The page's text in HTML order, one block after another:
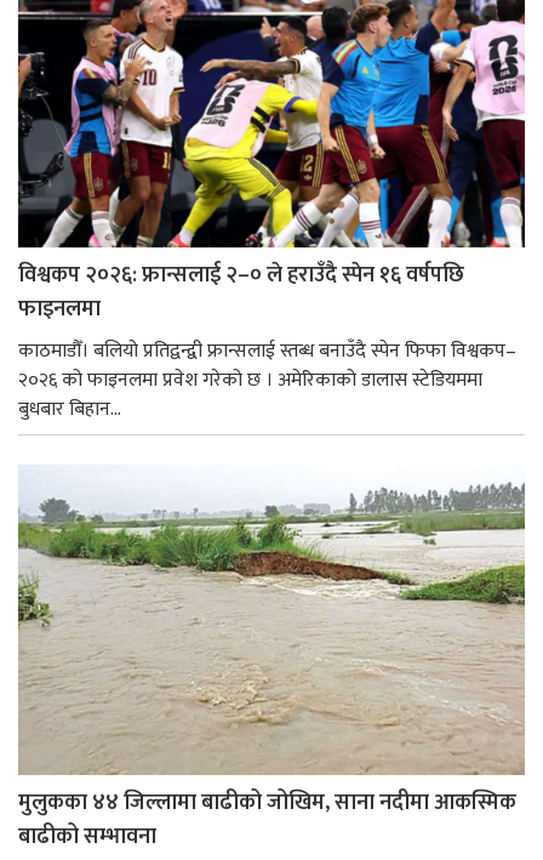
विश्वकप २०२६: फ्रान्सलाई २–० ले हराउँदै स्पेन १६ वर्षपछि
फाइनलमा
काठमाडौँ। बलियो प्रतिद्वन्द्वी फ्रान्सलाई स्तब्ध बनाउँदै स्पेन फिफा विश्वकप–
२०२६ को फाइनलमा प्रवेश गरेको छ । अमेरिकाको डालास स्टेडियममा
बुधबार बिहान...
मुलुकका ४४ जिल्लामा बाढीको जोखिम, साना नदीमा आकस्मिक
बाढीको सम्भावना